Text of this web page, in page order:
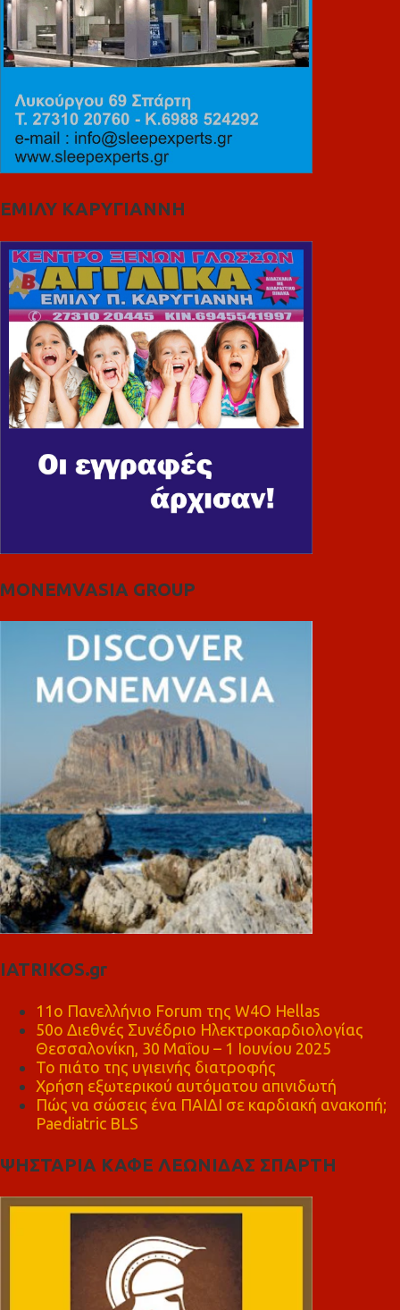
ΕΜΙΛΥ ΚΑΡΥΓΙΑΝΝΗ
MONEMVASIA GROUP
IATRIKOS.gr
11ο Πανελλήνιο Forum της W4O Hellas
50ο Διεθνές Συνέδριο Ηλεκτροκαρδιολογίας
Θεσσαλονίκη, 30 Μαΐου – 1 Ιουνίου 2025
Το πιάτο της υγιεινής διατροφής
Χρήση εξωτερικού αυτόματου απινιδωτή
Πώς να σώσεις ένα ΠΑΙΔΙ σε καρδιακή ανακοπή;
Paediatric BLS
ΨΗΣΤΑΡΙΑ ΚΑΦΕ ΛΕΩΝΙΔΑΣ ΣΠΑΡΤΗ